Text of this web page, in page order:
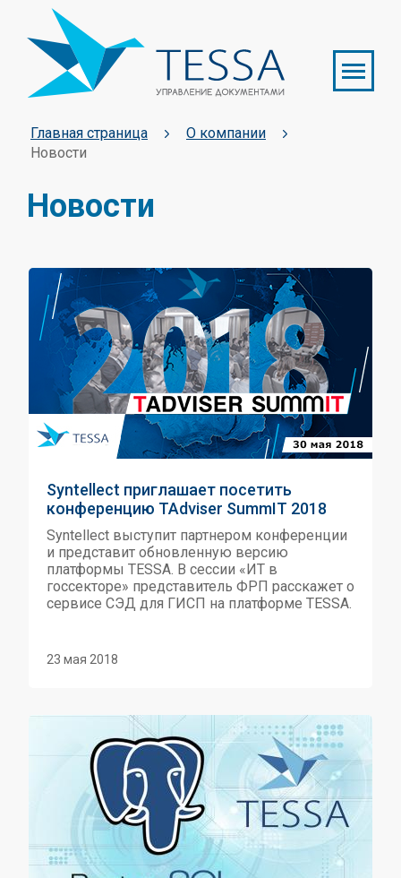
Главная страница
О компании
Новости
Новости
Syntellect приглашает посетить
конференцию TAdviser SummIT 2018
Syntellect выступит партнером конференции
и представит обновленную версию
платформы TESSA. В сессии «ИТ в
госсекторе» представитель ФРП расскажет о
сервисе СЭД для ГИСП на платформе TESSA.
23 мая 2018